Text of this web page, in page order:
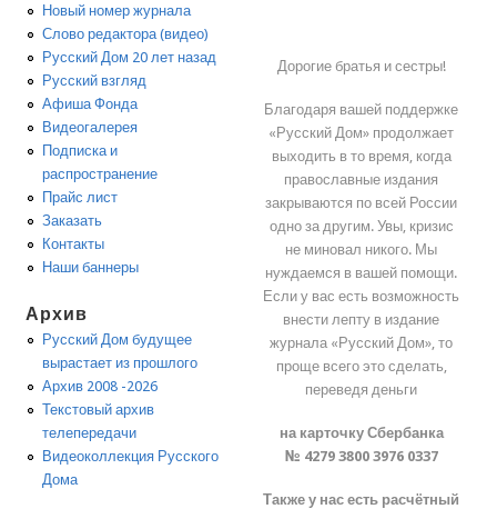
Новый номер журнала
Слово редактора (видео)
Русский Дом 20 лет назад
Русский взгляд
Афиша Фонда
Видеогалерея
Подписка и
распространение
Прайс лист
Заказать
Контакты
Наши баннеры
Архив
Русский Дом будущее
вырастает из прошлого
Архив 2008 -2026
Текстовый архив
телепередачи
Видеоколлекция Русского
Дома
Дорогие братья и сестры!
Благодаря вашей поддержке
«Русский Дом» продолжает
выходить в то время, когда
православные издания
закрываются по всей России
одно за другим. Увы, кризис
не миновал никого. Мы
нуждаемся в вашей помощи.
Если у вас есть возможность
внести лепту в издание
журнала «Русский Дом», то
проще всего это сделать,
переведя деньги
на карточку Сбербанка
№ 4279 3800 3976 0337
Также у нас есть расчётный